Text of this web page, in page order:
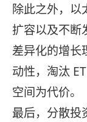
除此之外，以
扩容以及不断
差异化的增长
动性，淘汰
空间为代价。
最后，分散投